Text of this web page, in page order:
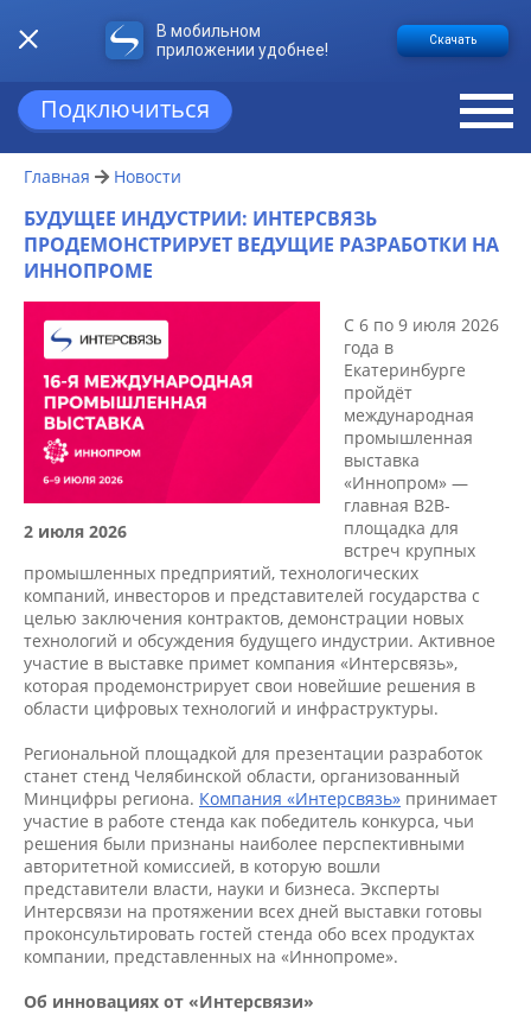
В мобильном
приложении удобнее!
Скачать
Подключиться
Главная Новости
БУДУЩЕЕ ИНДУСТРИИ: ИНТЕРСВЯЗЬ
ПРОДЕМОНСТРИРУЕТ ВЕДУЩИЕ РАЗРАБОТКИ НА
ИННОПРОМЕ
2 июля 2026
С 6 по 9 июля 2026
года в
Екатеринбурге
пройдёт
международная
промышленная
выставка
«Иннопром» —
главная B2B-
площадка для
встреч крупных
промышленных предприятий, технологических
компаний, инвесторов и представителей государства с
целью заключения контрактов, демонстрации новых
технологий и обсуждения будущего индустрии. Активное
участие в выставке примет компания «Интерсвязь»,
которая продемонстрирует свои новейшие решения в
области цифровых технологий и инфраструктуры.
Региональной площадкой для презентации разработок
станет стенд Челябинской области, организованный
Минцифры региона. Компания «Интерсвязь» принимает
участие в работе стенда как победитель конкурса, чьи
решения были признаны наиболее перспективными
авторитетной комиссией, в которую вошли
представители власти, науки и бизнеса. Эксперты
Интерсвязи на протяжении всех дней выставки готовы
проконсультировать гостей стенда обо всех продуктах
компании, представленных на «Иннопроме».
Об инновациях от «Интерсвязи»